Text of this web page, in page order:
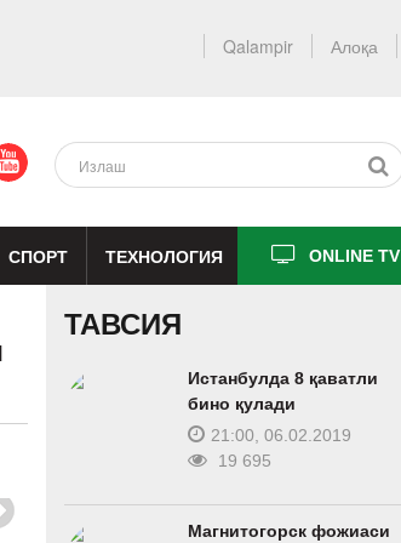
Алоқа
Qalampir
СПОРТ ТЕХНОЛОГИЯ ONLINE TV
ТАВСИЯ
Истанбулда 8 қаватли
бино қулади
21:00, 06.02.2019
19 695
Магнитогорск фожиаси